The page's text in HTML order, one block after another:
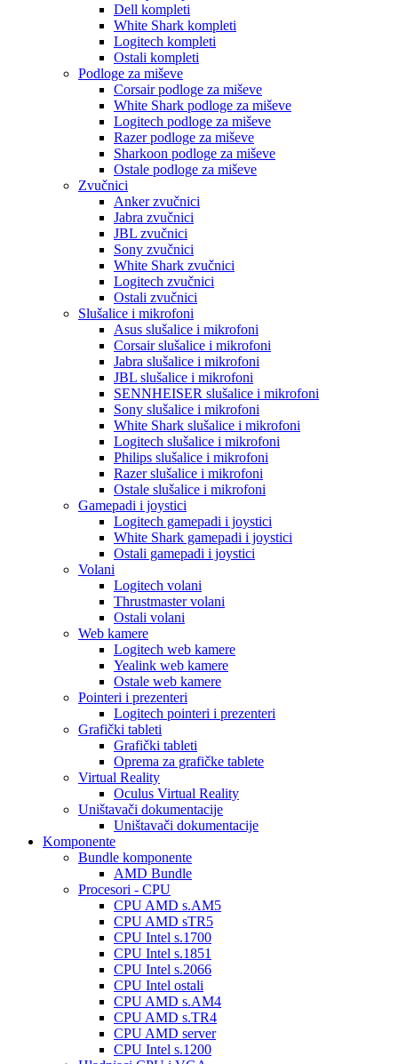
Dell kompleti
White Shark kompleti
Logitech kompleti
Ostali kompleti
Podloge za miševe
Corsair podloge za miševe
White Shark podloge za miševe
Logitech podloge za miševe
Razer podloge za miševe
Sharkoon podloge za miševe
Ostale podloge za miševe
Zvučnici
Anker zvučnici
Jabra zvučnici
JBL zvučnici
Sony zvučnici
White Shark zvučnici
Logitech zvučnici
Ostali zvučnici
Slušalice i mikrofoni
Asus slušalice i mikrofoni
Corsair slušalice i mikrofoni
Jabra slušalice i mikrofoni
JBL slušalice i mikrofoni
SENNHEISER slušalice i mikrofoni
Sony slušalice i mikrofoni
White Shark slušalice i mikrofoni
Logitech slušalice i mikrofoni
Philips slušalice i mikrofoni
Razer slušalice i mikrofoni
Ostale slušalice i mikrofoni
Gamepadi i joystici
Logitech gamepadi i joystici
White Shark gamepadi i joystici
Ostali gamepadi i joystici
Volani
Logitech volani
Thrustmaster volani
Ostali volani
Web kamere
Logitech web kamere
Yealink web kamere
Ostale web kamere
Pointeri i prezenteri
Logitech pointeri i prezenteri
Grafički tableti
Grafički tableti
Oprema za grafičke tablete
Virtual Reality
Oculus Virtual Reality
Uništavači dokumentacije
Uništavači dokumentacije
Komponente
Bundle komponente
AMD Bundle
Procesori - CPU
CPU AMD s.AM5
CPU AMD sTR5
CPU Intel s.1700
CPU Intel s.1851
CPU Intel s.2066
CPU Intel ostali
CPU AMD s.AM4
CPU AMD s.TR4
CPU AMD server
CPU Intel s.1200